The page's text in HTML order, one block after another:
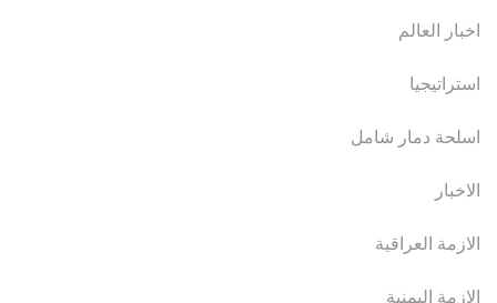
اخبار العالم
استراتيجيا
اسلحة دمار شامل
الاخبار
الازمة العراقية
الازمة اليمنية